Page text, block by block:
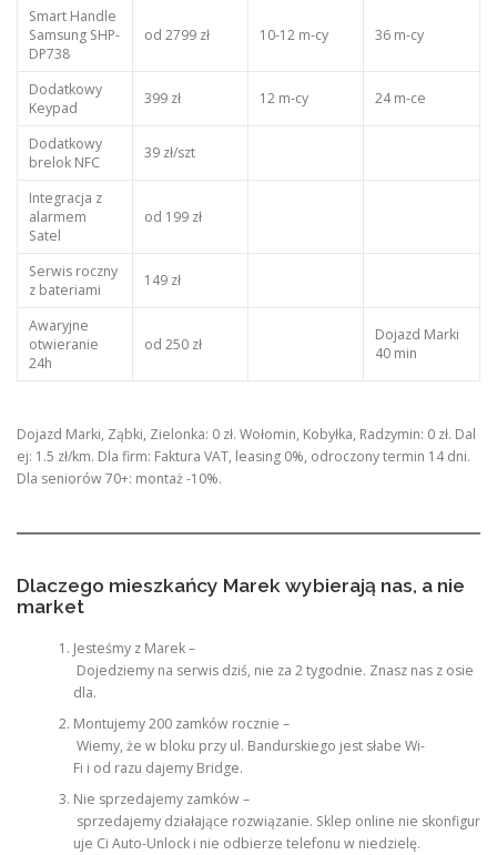
Smart Handle
Samsung SHP-
DP738
od 2799 zł 10-12 m-cy 36 m-cy
Dodatkowy
Keypad
399 zł 12 m-cy 24 m-ce
Dodatkowy
brelok NFC
39 zł/szt
Integracja z
alarmem
Satel
od 199 zł
Serwis roczny
z bateriami
149 zł
Awaryjne
otwieranie
24h
od 250 zł
Dojazd Marki
40 min
Dojazd Marki, Ząbki, Zielonka: 0 zł. Wołomin, Kobyłka, Radzymin: 0 zł. Dal
ej: 1.5 zł/km. Dla firm: Faktura VAT, leasing 0%, odroczony termin 14 dni.
Dla seniorów 70+: montaż -10%.
Dlaczego mieszkańcy Marek wybierają nas, a nie
market
Jesteśmy z Marek –
Dojedziemy na serwis dziś, nie za 2 tygodnie. Znasz nas z osie
dla.
Montujemy 200 zamków rocznie –
Wiemy, że w bloku przy ul. Bandurskiego jest słabe Wi-
Fi i od razu dajemy Bridge.
Nie sprzedajemy zamków –
sprzedajemy działające rozwiązanie. Sklep online nie skonfigur
uje Ci Auto-Unlock i nie odbierze telefonu w niedzielę.